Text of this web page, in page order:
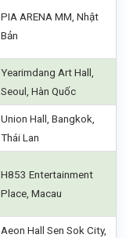
PIA ARENA MM, Nhật
Bản
Yearimdang Art Hall,
Seoul, Hàn Quốc
Union Hall, Bangkok,
Thái Lan
H853 Entertainment
Place, Macau
Aeon Hall Sen Sok City,